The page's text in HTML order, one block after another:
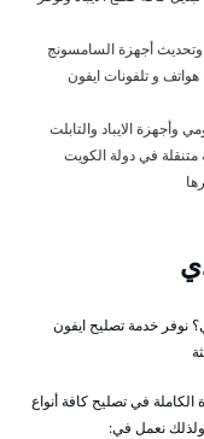
أجهزة السامسونج
و تلفونات ايفون
وأجهزة الايباد والتابلت
خلال خدمة ورشه متنقلة في دولة الكويت
نوفر خدمة تصليح ايفون
الكاملة في تصليح كافة أنواع
ولذلك نعمل في: